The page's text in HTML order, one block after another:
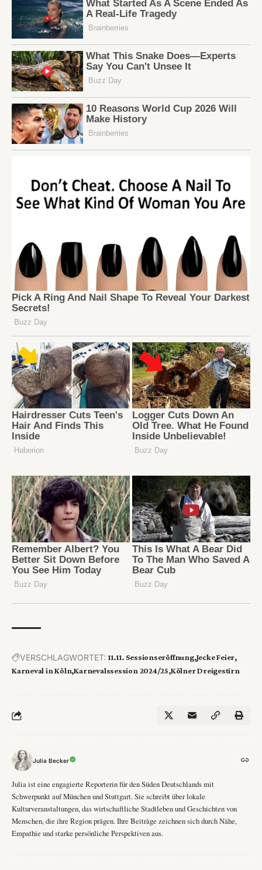
VERSCHLAGWORTET: 11.11. Sessionseröffnung Jecke Feier
Karneval in Köln Karnevalssession 2024/25 Kölner Dreigestirn
Julia Becker
Julia ist eine engagierte Reporterin für den Süden Deutschlands mit
Schwerpunkt auf München und Stuttgart. Sie schreibt über lokale
Kulturveranstaltungen, das wirtschaftliche Stadtleben und Geschichten von
Menschen, die ihre Region prägen. Ihre Beiträge zeichnen sich durch Nähe,
Empathie und starke persönliche Perspektiven aus.